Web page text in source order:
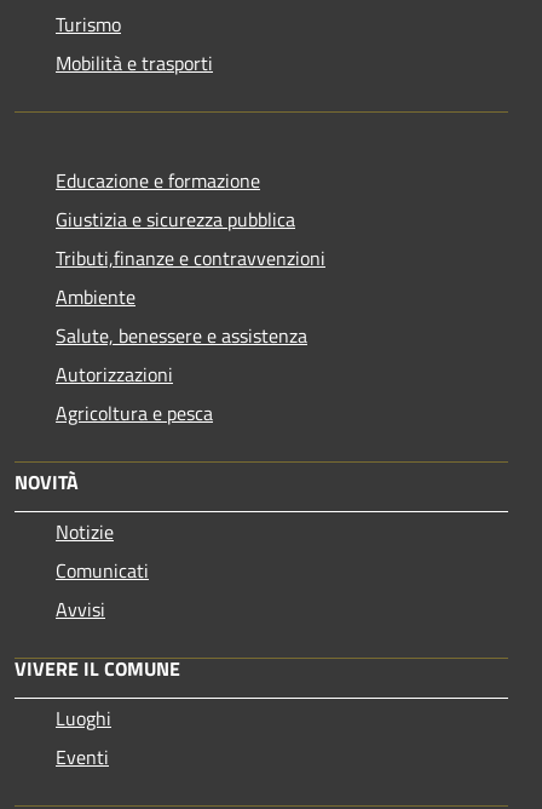
Turismo
Mobilità e trasporti
Educazione e formazione
Giustizia e sicurezza pubblica
Tributi,finanze e contravvenzioni
Ambiente
Salute, benessere e assistenza
Autorizzazioni
Agricoltura e pesca
NOVITÀ
Notizie
Comunicati
Avvisi
VIVERE IL COMUNE
Luoghi
Eventi